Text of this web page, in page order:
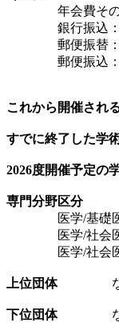
年会費その他の
銀行振込：三
郵便振替：
郵便振込：記号
これから開催され
すでに終了した学
2026度開催予定の
専門分野区分
医学/基礎医
医学/社会医学
医学/社会医学/
上位団体な
下位団体な